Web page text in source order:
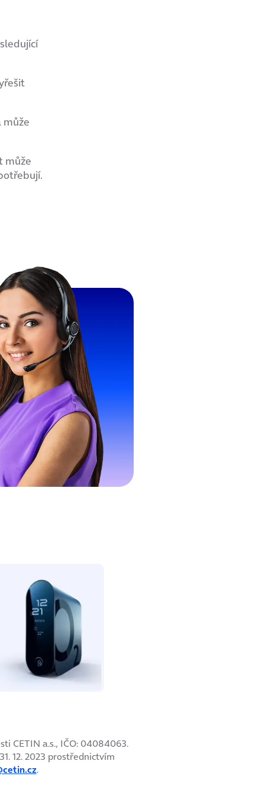
může
CETIN a.s., IČO: 04084063.
12. 2023 prostřednictvím
.